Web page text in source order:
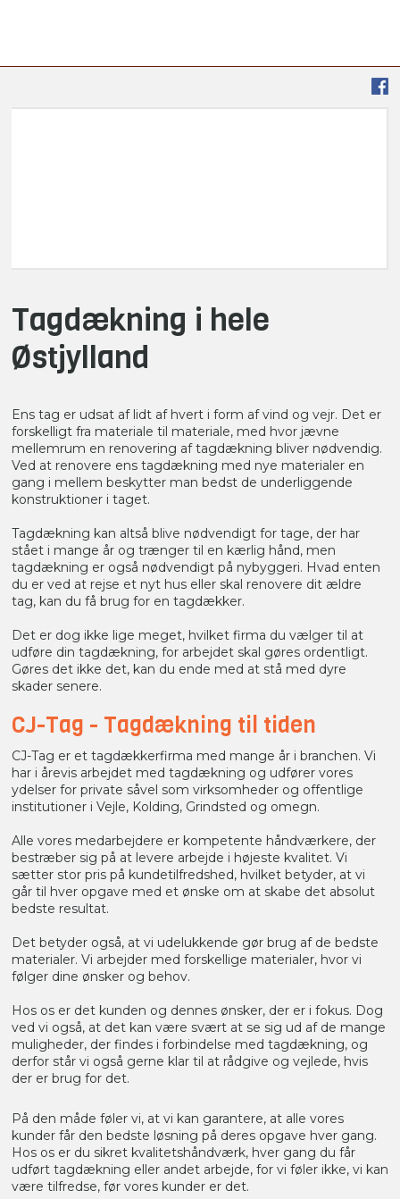
Tagdækning i hele
Østjylland​
Ens tag er udsat af lidt af hvert i form af vind og vejr. Det er
forskelligt fra materiale til materiale, med hvor jævne
mellemrum en renovering af tagdækning bliver nødvendig.
Ved at renovere ens tagdækning med nye materialer en
gang i mellem beskytter man bedst de underliggende
konstruktioner i taget.
Tagdækning kan altså blive nødvendigt for tage, der har
stået i mange år og trænger til en kærlig hånd, men
tagdækning er også nødvendigt på nybyggeri. Hvad enten
du er ved at rejse et nyt hus eller skal renovere dit ældre
tag, kan du få brug for en tagdækker.
Det er dog ikke lige meget, hvilket firma du vælger til at
udføre din tagdækning, for arbejdet skal gøres ordentligt.
Gøres det ikke det, kan du ende med at stå med dyre
skader senere.
CJ-Tag - Tagdækning til tiden
CJ-Tag er et tagdækkerfirma med mange år i branchen. Vi
har i årevis arbejdet med tagdækning og udfører vores
ydelser for private såvel som virksomheder og offentlige
institutioner i Vejle, Kolding, Grindsted og omegn.
Alle vores medarbejdere er kompetente håndværkere, der
bestræber sig på at levere arbejde i højeste kvalitet. Vi
sætter stor pris på kundetilfredshed, hvilket betyder, at vi
går til hver opgave med et ønske om at skabe det absolut
bedste resultat.
Det betyder også, at vi udelukkende gør brug af de bedste
materialer. Vi arbejder med forskellige materialer, hvor vi
følger dine ønsker og behov.​
Hos os er det kunden og dennes ønsker, der er i fokus. Dog
ved vi også, at det kan være svært at se sig ud af de mange
muligheder, der findes i forbindelse med tagdækning, og
derfor står vi også gerne klar til at rådgive og vejlede, hvis
der er brug for det.
På den måde føler vi, at vi kan garantere, at alle vores
kunder får den bedste løsning på deres opgave hver gang.
Hos os er du sikret kvalitetshåndværk, hver gang du får
udført tagdækning eller andet arbejde, for vi føler ikke, vi kan
være tilfredse, før vores kunder er det.